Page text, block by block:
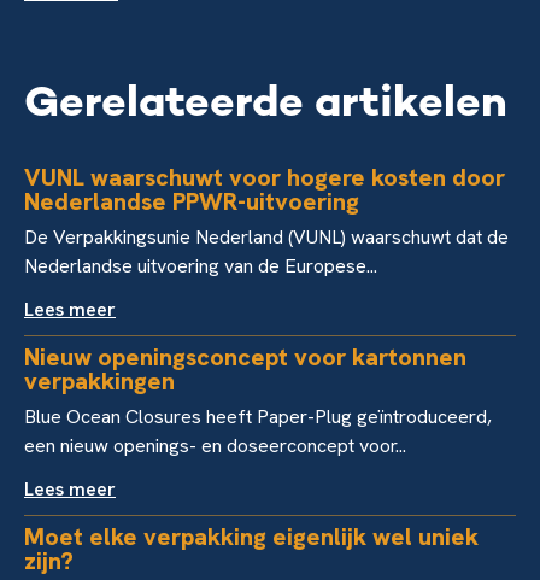
Gerelateerde artikelen
VUNL waarschuwt voor hogere kosten door
Nederlandse PPWR-uitvoering
De Verpakkingsunie Nederland (VUNL) waarschuwt dat de
Nederlandse uitvoering van de Europese...
Lees meer
Nieuw openingsconcept voor kartonnen
verpakkingen
Blue Ocean Closures heeft Paper-Plug geïntroduceerd,
een nieuw openings- en doseerconcept voor...
Lees meer
Moet elke verpakking eigenlijk wel uniek
zijn?